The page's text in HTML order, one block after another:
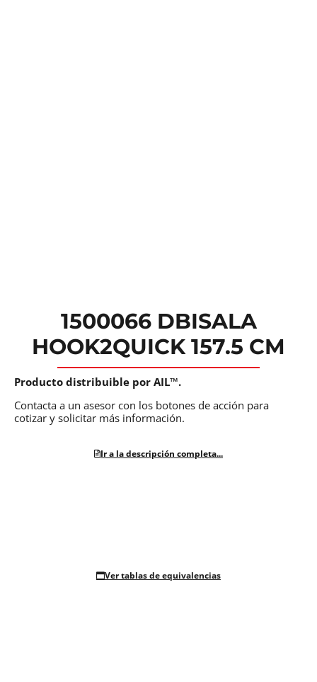
1500066 DBISALA
HOOK2QUICK 157.5 CM
Producto distribuible por AIL™.
Contacta a un asesor con los botones de acción para
cotizar y solicitar más información.
Ir a la descripción completa...
Ver tablas de equivalencias